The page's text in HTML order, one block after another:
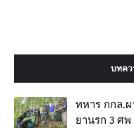
บทคว
ทหาร กกล.
ยานรก 3 ศ